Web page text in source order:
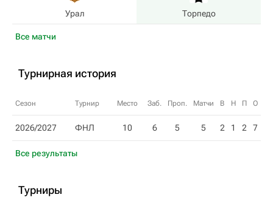
Все матчи
Урал Торпедо
Турнирная история
Сезон Турнир Место Заб. Проп. Матчи В Н П О
2026/2027 ФНЛ 10 6 5 5 2 1 2 7
Все результаты
Турниры